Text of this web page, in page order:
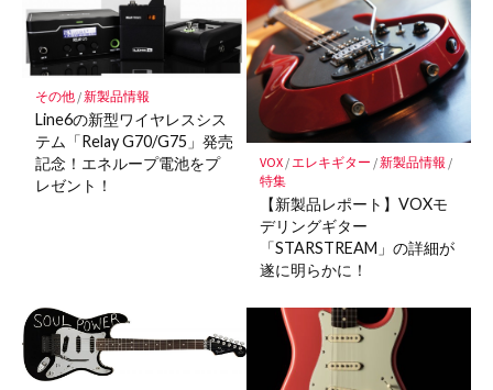
その他/新製品情報
Line6の新型ワイヤレスシス
テム「Relay G70/G75」発売
記念！エネループ電池をプ
レゼント！
VOX/ エレキギター /新製品情報 /
特集
【新製品レポート】VOXモ
デリングギター
「STARSTREAM」の詳細が
遂に明らかに！